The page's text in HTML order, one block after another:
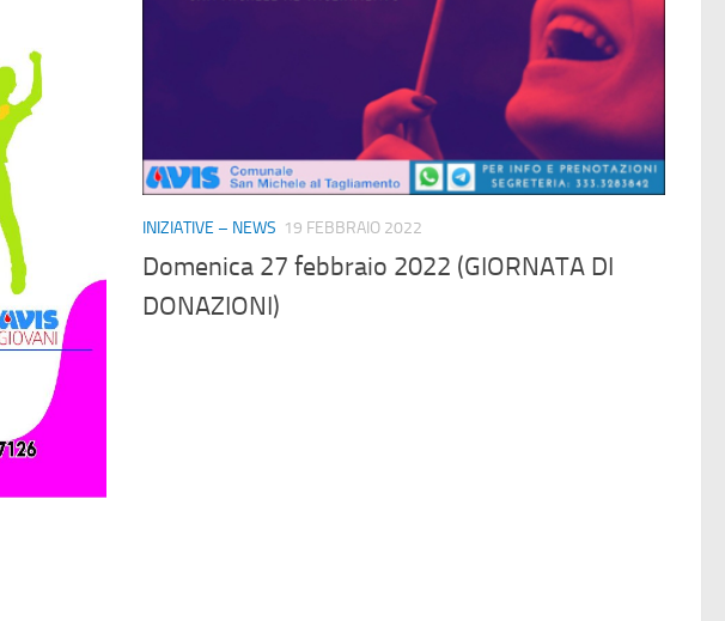
INIZIATIVE – NEWS 19 FEBBRAIO 2022
Domenica 27 febbraio 2022 (GIORNATA DI
DONAZIONI)